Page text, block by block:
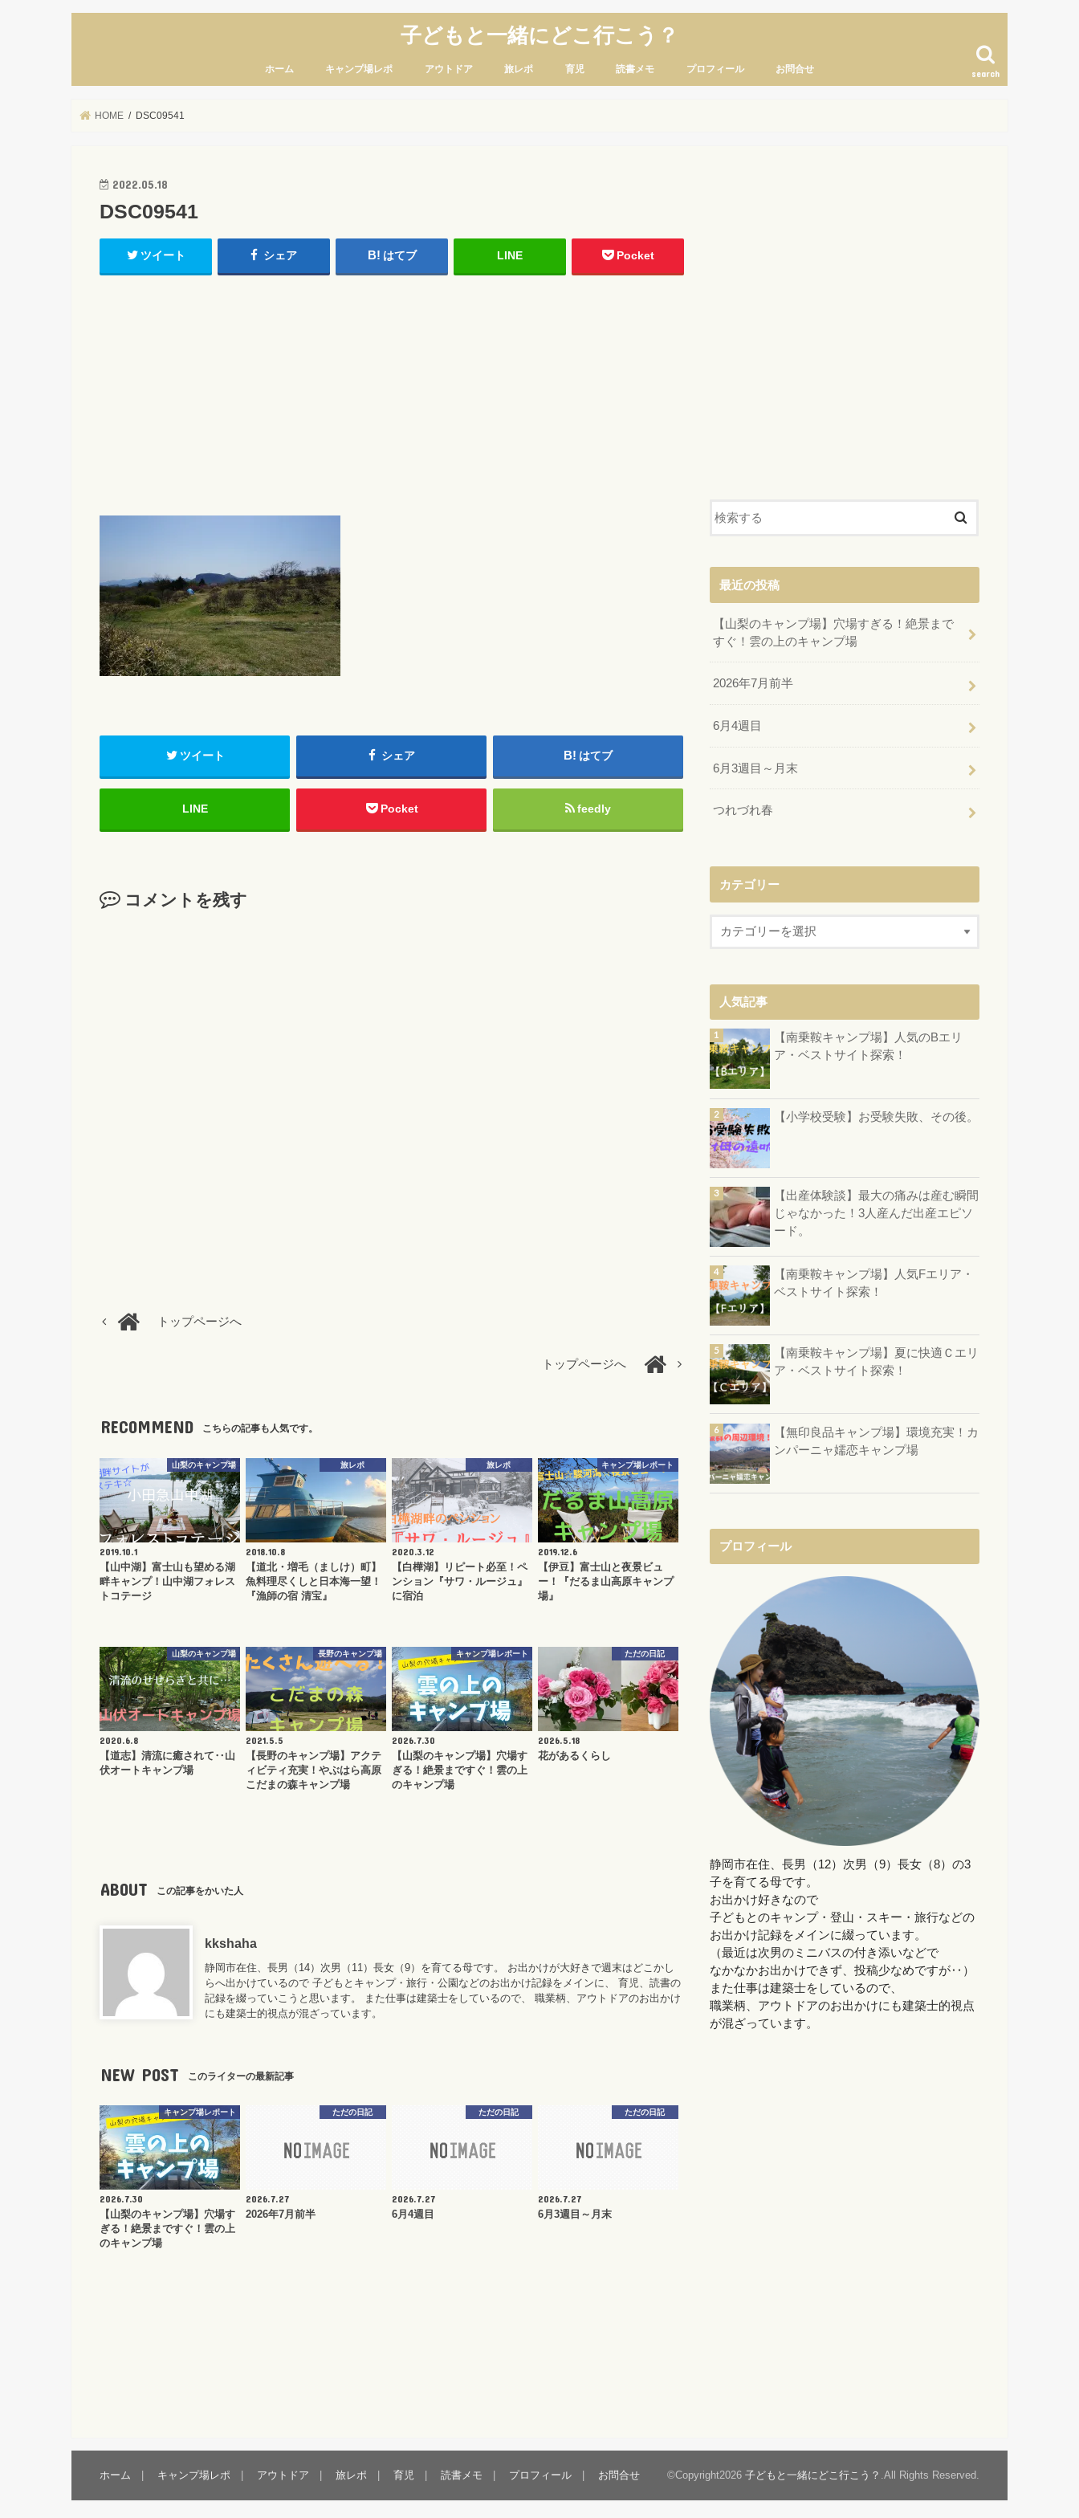
子どもと一緒にどこ行こう？
search
ホーム キャンプ場レポ アウトドア 旅レポ 育児 読書メモ プロフィール お問合せ
HOME DSC09541
2022.05.18
DSC09541
ツイート シェア はてブ LINE Pocket
ツイート シェア はてブ
LINE Pocket feedly
コメントを残す
トップページへ
トップページへ
RECOMMEND こちらの記事も人気です。
山梨のキャンプ場
2019.10.1
【山中湖】富士山も望める湖
畔キャンプ！山中湖フォレス
トコテージ
旅レポ
2018.10.8
【道北・増毛（ましけ）町】
魚料理尽くしと日本海一望！
『漁師の宿 清宝』
旅レポ
2020.3.12
【白樺湖】リピート必至！ペ
ンション『サワ・ルージュ』
に宿泊
キャンプ場レポート
2019.12.6
【伊豆】富士山と夜景ビュ
ー！『だるま山高原キャンプ
場』
山梨のキャンプ場
2020.6.8
【道志】清流に癒されて‥山
伏オートキャンプ場
長野のキャンプ場
2021.5.5
【長野のキャンプ場】アクテ
ィビティ充実！やぶはら高原
こだまの森キャンプ場
キャンプ場レポート
2026.7.30
【山梨のキャンプ場】穴場す
ぎる！絶景まですぐ！雲の上
のキャンプ場
ただの日記
2026.5.18
花があるくらし
ABOUT この記事をかいた人
kkshaha
静岡市在住、長男（14）次男（11）長女（9）を育てる母です。 お出かけが大好きで週末はどこかし
らへ出かけているので 子どもとキャンプ・旅行・公園などのお出かけ記録をメインに、 育児、読書の
記録を綴っていこうと思います。 また仕事は建築士をしているので、 職業柄、アウトドアのお出かけ
にも建築士的視点が混ざっています。
NEW POST このライターの最新記事
キャンプ場レポート
2026.7.30
【山梨のキャンプ場】穴場す
ぎる！絶景まですぐ！雲の上
のキャンプ場
ただの日記
2026.7.27
2026年7月前半
ただの日記
2026.7.27
6月4週目
ただの日記
2026.7.27
6月3週目～月末
最近の投稿
【山梨のキャンプ場】穴場すぎる！絶景まで
すぐ！雲の上のキャンプ場
2026年7月前半
6月4週目
6月3週目～月末
つれづれ春
カテゴリー
人気記事
【南乗鞍キャンプ場】人気のBエリ
ア・ベストサイト探索！
【小学校受験】お受験失敗、その後。
【出産体験談】最大の痛みは産む瞬間
じゃなかった！3人産んだ出産エピソ
ード。
【南乗鞍キャンプ場】人気Fエリア・
ベストサイト探索！
【南乗鞍キャンプ場】夏に快適Ｃエリ
ア・ベストサイト探索！
【無印良品キャンプ場】環境充実！カ
ンパーニャ嬬恋キャンプ場
プロフィール
静岡市在住、長男（12）次男（9）長女（8）の3
子を育てる母です。
お出かけ好きなので
子どもとのキャンプ・登山・スキー・旅行などの
お出かけ記録をメインに綴っています。
（最近は次男のミニバスの付き添いなどで
なかなかお出かけできず、投稿少なめですが‥）
また仕事は建築士をしているので、
職業柄、アウトドアのお出かけにも建築士的視点
が混ざっています。
ホーム キャンプ場レポ アウトドア 旅レポ 育児 読書メモ プロフィール お問合せ ©Copyright2026 子どもと一緒にどこ行こう？ .All Rights Reserved.